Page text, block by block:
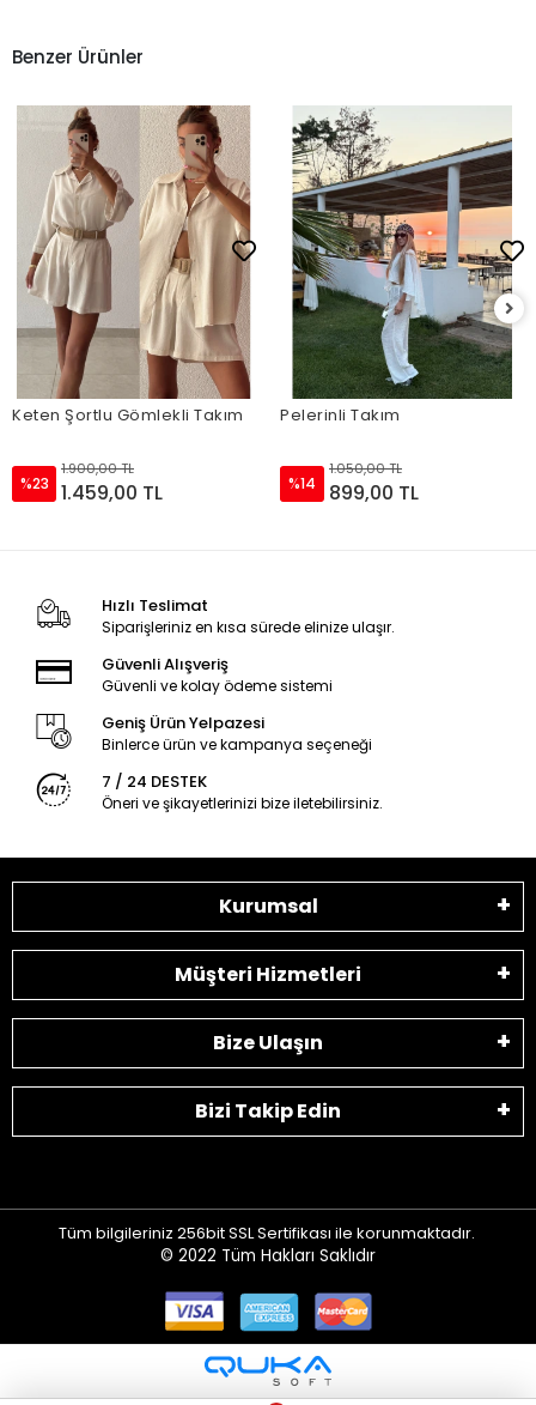
Benzer Ürünler
Keten Şortlu Gömlekli Takım
%23
1.900,00 TL
1.459,00 TL
Pelerinli Takım
%14
1.050,00 TL
899,00 TL
Hızlı Teslimat
Siparişleriniz en kısa sürede elinize ulaşır.
Güvenli Alışveriş
Güvenli ve kolay ödeme sistemi
Geniş Ürün Yelpazesi
Binlerce ürün ve kampanya seçeneği
7 / 24 DESTEK
Öneri ve şikayetlerinizi bize iletebilirsiniz.
Kurumsal
Müşteri Hizmetleri
Bize Ulaşın
Bizi Takip Edin
Tüm bilgileriniz 256bit SSL Sertifikası ile korunmaktadır.
© 2022 Tüm Hakları Saklıdır